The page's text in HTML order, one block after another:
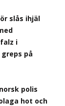
slås ihjäl
i
på
polis
hot och